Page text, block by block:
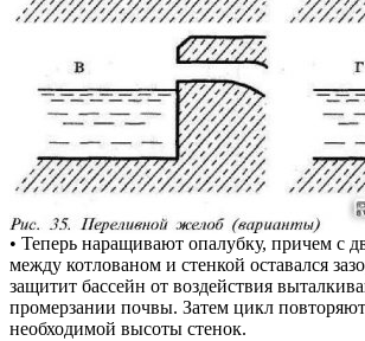
• Теперь наращивают опалубку, причем с
между котлованом и стенкой оставался
защитит бассейн от воздействия
промерзании почвы. Затем цикл
необходимой высоты стенок.